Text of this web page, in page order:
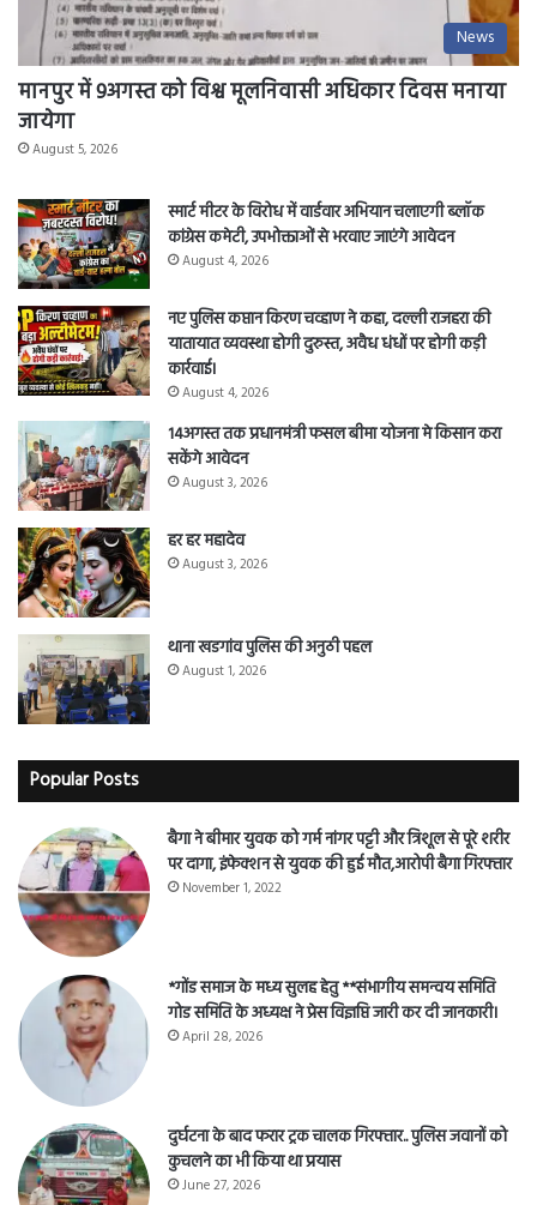
News
मानपुर में 9अगस्त को विश्व मूलनिवासी अधिकार दिवस मनाया
जायेगा
August 5, 2026
स्मार्ट मीटर के विरोध में वार्डवार अभियान चलाएगी ब्लॉक
कांग्रेस कमेटी, उपभोक्ताओं से भरवाए जाएंगे आवेदन
August 4, 2026
नए पुलिस कप्तान किरण चव्हाण ने कहा, दल्ली राजहरा की
यातायात व्यवस्था होगी दुरुस्त, अवैध धंधों पर होगी कड़ी
कार्रवाई।
August 4, 2026
14अगस्त तक प्रधानमंत्री फसल बीमा योजना मे किसान करा
सकेंगे आवेदन
August 3, 2026
हर हर महादेव
August 3, 2026
थाना खडगांव पुलिस की अनुठी पहल
August 1, 2026
Popular Posts
बैगा ने बीमार युवक को गर्म नांगर पट्टी और त्रिशूल से पूरे शरीर
पर दागा, इंफेक्शन से युवक की हुई मौत,आरोपी बैगा गिरफ्तार
November 1, 2022
*गोंड समाज के मध्य सुलह हेतु **संभागीय समन्वय समिति
गोड समिति के अध्यक्ष ने प्रेस विज्ञप्ति जारी कर दी जानकारी।
April 28, 2026
दुर्घटना के बाद फरार ट्रक चालक गिरफ्तार.. पुलिस जवानों को
कुचलने का भी किया था प्रयास
June 27, 2026